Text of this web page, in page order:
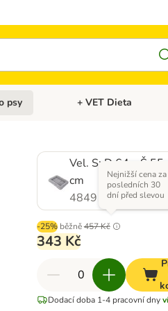
pro psy
psy Otevřít menu: Doplňky
+ VET Dieta
Vel. S: D 64 x Š 55
cm
484913.0
-25% běžně457 Kč
Nejnižší cena za
posledních 30
dní před slevou
343 Kč
Dodací doba 1-4 pracovní dny